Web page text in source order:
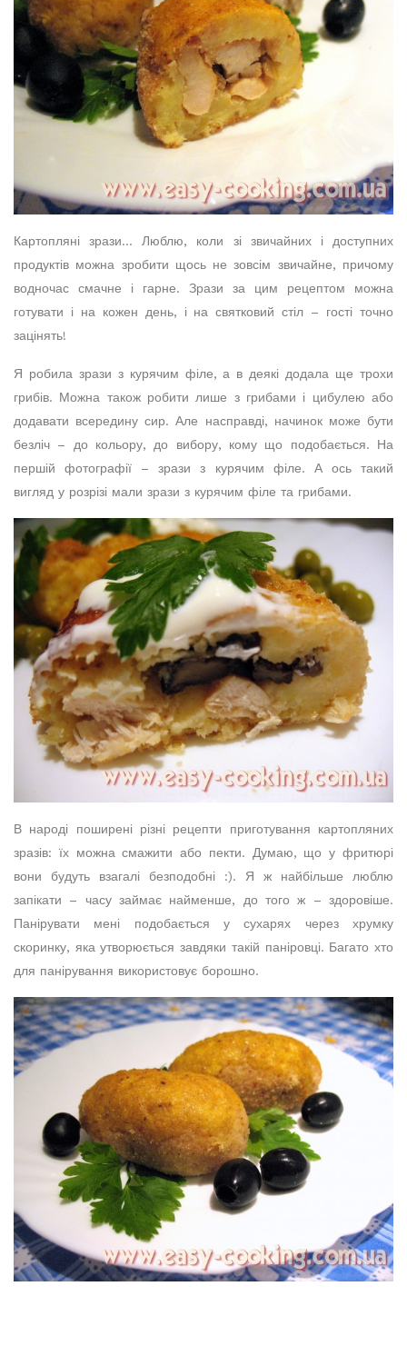
Картопляні зрази… Люблю, коли зі звичайних і доступних
продуктів можна зробити щось не зовсім звичайне, причому
водночас смачне і гарне. Зрази за цим рецептом можна
готувати і на кожен день, і на святковий стіл – гості точно
зацінять!
Я робила зрази з курячим філе, а в деякі додала ще трохи
грибів. Можна також робити лише з грибами і цибулею або
додавати всередину сир. Але насправді, начинок може бути
безліч – до кольору, до вибору, кому що подобається. На
першій фотографії – зрази з курячим філе. А ось такий
вигляд у розрізі мали зрази з курячим філе та грибами.
В народі поширені різні рецепти приготування картопляних
зразів: їх можна смажити або пекти. Думаю, що у фритюрі
вони будуть взагалі безподобні :). Я ж найбільше люблю
запікати – часу займає найменше, до того ж – здоровіше.
Панірувати мені подобається у сухарях через хрумку
скоринку, яка утворюється завдяки такій паніровці. Багато хто
для панірування використовує борошно.